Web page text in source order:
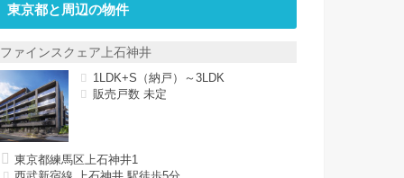
東京都と周辺の物件
ァインスクェア上石神井
1LDK+S（納戸）～3LDK
販売戸数 未定
東京都練馬区上石神井1